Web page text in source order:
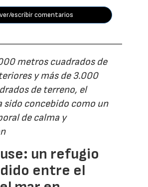
ver/escribir comentarios
metros cuadrados de
y más de 3.000
de terreno, el
sido concebido como un
de calma y
un refugio
entre el